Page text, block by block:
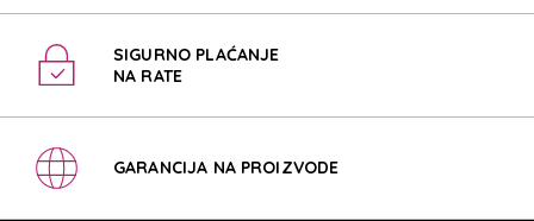
SIGURNO PLAĆANJE
NA RATE
GARANCIJA NA PROIZVODE